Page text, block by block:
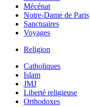
Mécénat
Notre-Dame de Paris
Sanctuaires
Voyages
Religion
Catholiques
Islam
JMJ
Liberté religieuse
Orthodoxes